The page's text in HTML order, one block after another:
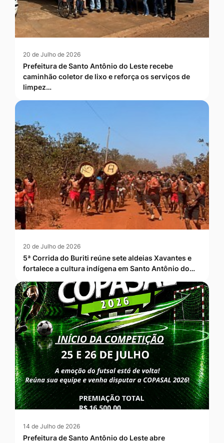
20 de Julho de 2026
Prefeitura de Santo Antônio do Leste recebe
caminhão coletor de lixo e reforça os serviços de
limpez…
20 de Julho de 2026
5ª Corrida do Buriti reúne sete aldeias Xavantes e
fortalece a cultura indígena em Santo Antônio do…
14 de Julho de 2026
Prefeitura de Santo Antônio do Leste abre